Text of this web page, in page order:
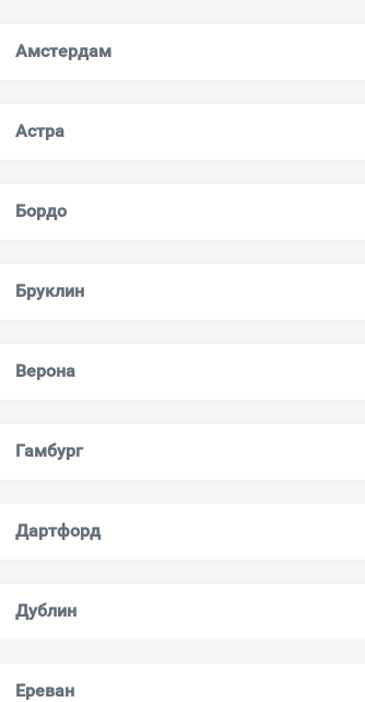
Амстердам
Астра
Бордо
Бруклин
Верона
Гамбург
Дартфорд
Дублин
Ереван
Мурманск
Всё верно